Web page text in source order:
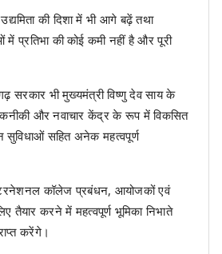
की दिशा में भी आगे बढ़ें तथा
में प्रतिभा की कोई कमी नहीं है और पूरी
सरकार भी मुख्यमंत्री विष्णु देव साय के
और नवाचार केंद्र के रूप में विकसित
सुविधाओं सहित अनेक महत्वपूर्ण
कॉलेज प्रबंधन, आयोजकों एवं
तैयार करने में महत्वपूर्ण भूमिका निभाते
करेंगे।